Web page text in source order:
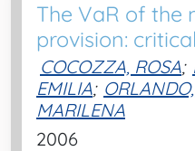
The VaR of the
provision:
COCOZZA, ROSA;
EMILIA;
MARILENA
2006